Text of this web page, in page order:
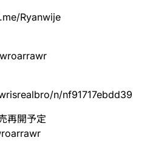
Ryanwije
n/nf91717ebdd39
再開予定